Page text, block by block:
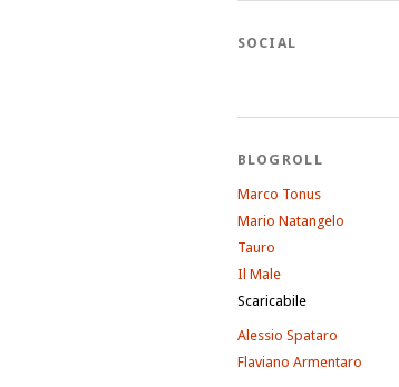
SOCIAL
BLOGROLL
Marco Tonus
Mario Natangelo
Tauro
Il Male
Scaricabile
Alessio Spataro
Flaviano Armentaro